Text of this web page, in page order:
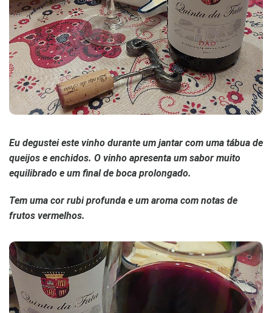
Eu degustei este vinho durante um jantar com uma tábua de
queijos e enchidos. O vinho apresenta um sabor muito
equilibrado e um final de boca prolongado.
Tem uma cor rubi profunda e um aroma com notas de
frutos vermelhos.